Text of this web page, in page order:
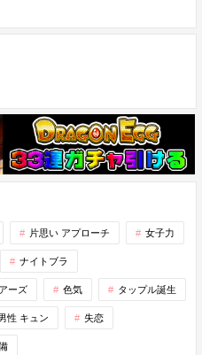
片思い アプローチ 女子力
ナイトブラ
ーズ 色気 タップル誕生
性 キュン 失恋